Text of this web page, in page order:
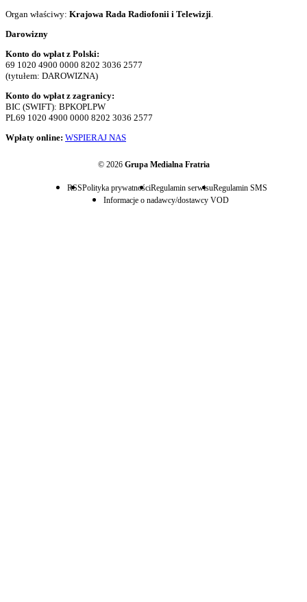
Organ właściwy: Krajowa Rada Radiofonii i Telewizji
Darowizny
Konto do wpłat z Polski:
69 1020 4900 0000 8202 3036 2577
(tytułem: DAROWIZNA)
Konto do wpłat z zagranicy:
BIC (SWIFT): BPKOPLPW
PL69 1020 4900 0000 8202 3036 2577
Wpłaty online: WSPIERAJ NAS
© 2026 Grupa Medialna Fratria
RSSPolityka prywatnościRegulamin serwisuRegulamin SMS
Informacje o nadawcy/dostawcy VOD